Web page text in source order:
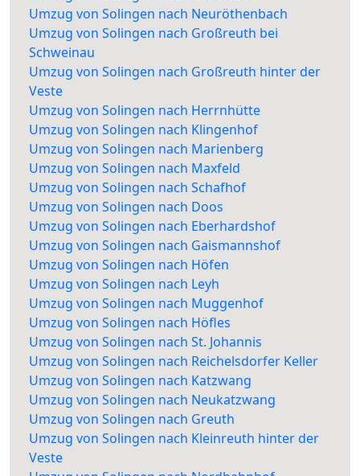
Umzug von Solingen nach Neuröthenbach
Umzug von Solingen nach Großreuth bei
Schweinau
Umzug von Solingen nach Großreuth hinter der
Veste
Umzug von Solingen nach Herrnhütte
Umzug von Solingen nach Klingenhof
Umzug von Solingen nach Marienberg
Umzug von Solingen nach Maxfeld
Umzug von Solingen nach Schafhof
Umzug von Solingen nach Doos
Umzug von Solingen nach Eberhardshof
Umzug von Solingen nach Gaismannshof
Umzug von Solingen nach Höfen
Umzug von Solingen nach Leyh
Umzug von Solingen nach Muggenhof
Umzug von Solingen nach Höfles
Umzug von Solingen nach St. Johannis
Umzug von Solingen nach Reichelsdorfer Keller
Umzug von Solingen nach Katzwang
Umzug von Solingen nach Neukatzwang
Umzug von Solingen nach Greuth
Umzug von Solingen nach Kleinreuth hinter der
Veste